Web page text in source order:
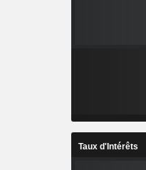
Taux d'Intérêts